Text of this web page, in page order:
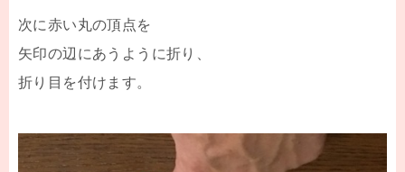
次に赤い丸の頂点を
矢印の辺にあうように折り、
折り目を付けます。